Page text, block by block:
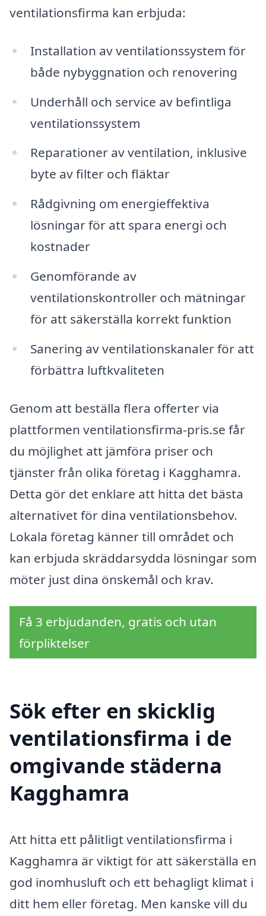
ventilationsfirma kan erbjuda:
Installation av ventilationssystem för
både nybyggnation och renovering
Underhåll och service av befintliga
ventilationssystem
Reparationer av ventilation, inklusive
byte av filter och fläktar
Rådgivning om energieffektiva
lösningar för att spara energi och
kostnader
Genomförande av
ventilationskontroller och mätningar
för att säkerställa korrekt funktion
Sanering av ventilationskanaler för att
förbättra luftkvaliteten
Genom att beställa flera offerter via
plattformen ventilationsfirma-pris.se får
du möjlighet att jämföra priser och
tjänster från olika företag i Kagghamra.
Detta gör det enklare att hitta det bästa
alternativet för dina ventilationsbehov.
Lokala företag känner till området och
kan erbjuda skräddarsydda lösningar som
möter just dina önskemål och krav.
Få 3 erbjudanden, gratis och utan
förpliktelser
Sök efter en skicklig
ventilationsfirma i de
omgivande städerna
Kagghamra
Att hitta ett pålitligt ventilationsfirma i
Kagghamra är viktigt för att säkerställa en
god inomhusluft och ett behagligt klimat i
ditt hem eller företag. Men kanske vill du